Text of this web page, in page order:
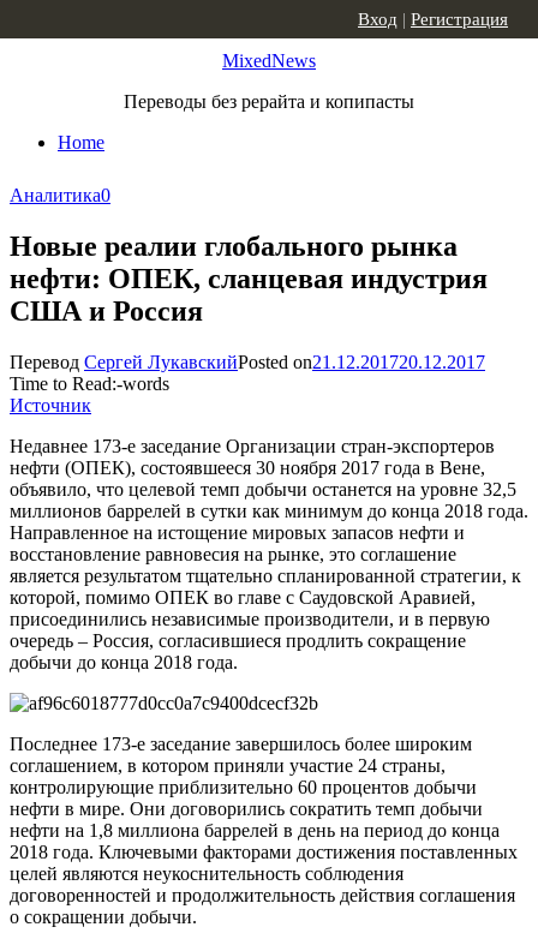
MixedNews
Переводы без рерайта и копипасты
Home
Вход | Регистрация
Аналитика0
Новые реалии глобального рынка
нефти: ОПЕК, сланцевая индустрия
США и Россия
Перевод Сергей ЛукавскийPosted on21.12.201720.12.2017
Time to Read:-words
Источник
Недавнее 173-е заседание Организации стран-экспортеров
нефти (ОПЕК), состоявшееся 30 ноября 2017 года в Вене,
объявило, что целевой темп добычи останется на уровне 32,5
миллионов баррелей в сутки как минимум до конца 2018 года.
Направленное на истощение мировых запасов нефти и
восстановление равновесия на рынке, это соглашение
является результатом тщательно спланированной стратегии, к
которой, помимо ОПЕК во главе с Саудовской Аравией,
присоединились независимые производители, и в первую
очередь – Россия, согласившиеся продлить сокращение
добычи до конца 2018 года.
Последнее 173-е заседание завершилось более широким
соглашением, в котором приняли участие 24 страны,
контролирующие приблизительно 60 процентов добычи
нефти в мире. Они договорились сократить темп добычи
нефти на 1,8 миллиона баррелей в день на период до конца
2018 года. Ключевыми факторами достижения поставленных
целей являются неукоснительность соблюдения
договоренностей и продолжительность действия соглашения
о сокращении добычи.